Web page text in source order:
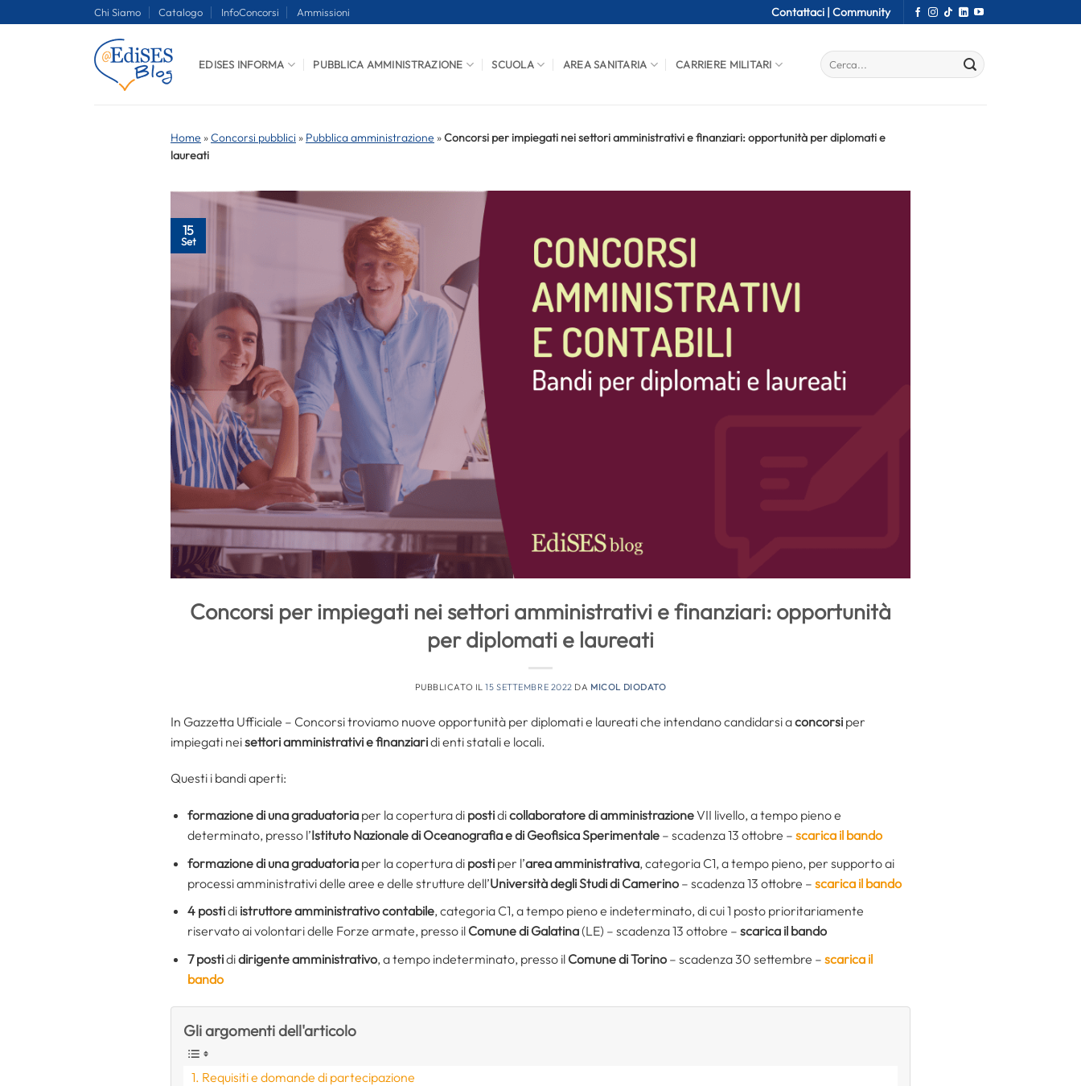
Chi Siamo Catalogo InfoConcorsi Ammissioni Contattaci | Community
EDISES INFORMA PUBBLICA AMMINISTRAZIONE SCUOLA AREA SANITARIA CARRIERE MILITARI
Home »Concorsi pubblici » Pubblica amministrazione »Concorsi per impiegati nei settori amministrativi e finanziari: opportunità per diplomati e
laureati
15
Set
Concorsi per impiegati nei settori amministrativi e finanziari: opportunità
per diplomati e laureati
PUBBLICATO IL15 SETTEMBRE 2022 DA MICOL DIODATO
In Gazzetta Ufficiale – Concorsi troviamo nuove opportunità per diplomati e laureati che intendano candidarsi aconcorsi per
impiegati neisettori amministrativi e finanziaridi enti statali e locali.
Questi i bandi aperti:
formazione di una graduatoriaper la copertura di postidicollaboratore di amministrazioneVII livello, a tempo pieno e
determinato, presso l’Istituto Nazionale di Oceanografia e di Geofisica Sperimentale– scadenza 13 ottobre – scarica il bando
formazione di una graduatoriaper la copertura di postiper l’area amministrativa, categoria C1, a tempo pieno, per supporto ai
processi amministrativi delle aree e delle strutture dell’Università degli Studi di Camerino– scadenza 13 ottobre – scarica il bando
4 postidi istruttore amministrativo contabile, categoria C1, a tempo pieno e indeterminato, di cui 1 posto prioritariamente
riservato ai volontari delle Forze armate, presso ilComune di Galatina(LE) – scadenza 13 ottobre – scarica il bando
7 postididirigente amministrativo, a tempo indeterminato, presso il Comune di Torino– scadenza 30 settembre – scarica il
bando
Gli argomenti dell'articolo
Requisiti e domande di partecipazione